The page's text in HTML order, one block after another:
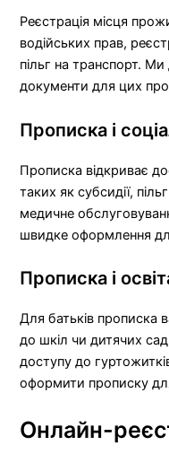
Реєстрація місця
водійських прав,
пільг на транспорт.
документи для цих
Прописка і
Прописка відкриває
таких як субсидії,
медичне
швидке оформлення
Прописка і
Для батьків прописка
до шкіл чи дитячих
доступу до
оформити прописку
Онлайн-